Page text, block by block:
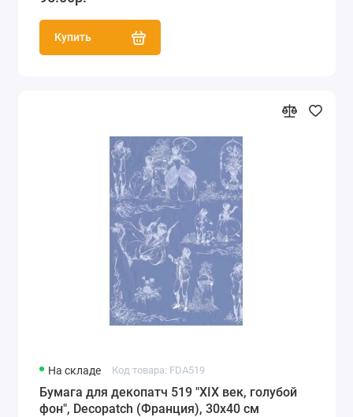
Купить
На складе Код товара: FDA519
Бумага для декопатч 519 "ХIХ век, голубой
фон", Decopatch (Франция), 30х40 см